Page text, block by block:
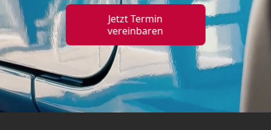
Jetzt Termin
vereinbaren